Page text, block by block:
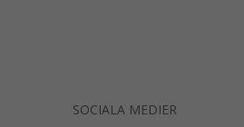
SOCIALA MEDIER